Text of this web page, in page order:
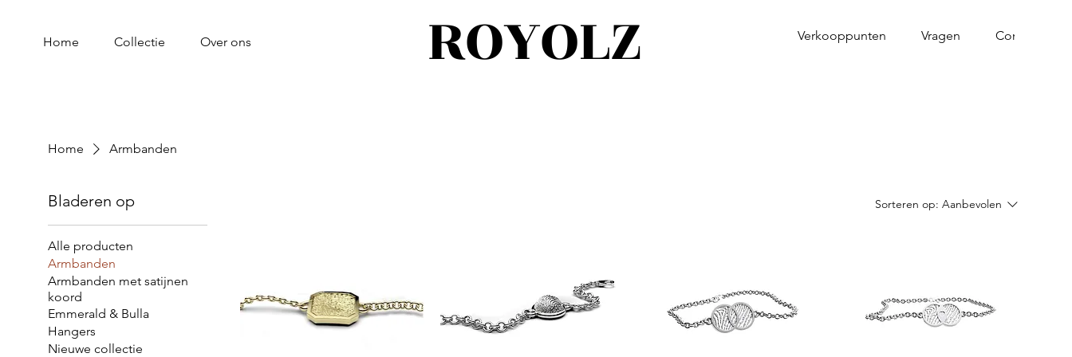
Home Collectie Over ons ROYOLZ Verkooppunten Vragen Contact
Home Armbanden
Bladeren op
Alle producten
Armbanden
Armbanden met satijnen
koord
Emmerald & Bulla
Hangers
Nieuwe collectie
Sorteren op: Aanbevolen